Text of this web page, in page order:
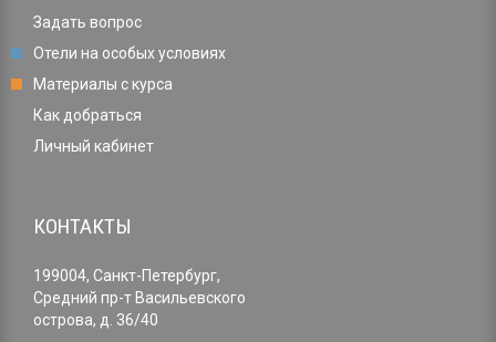
Задать вопрос
Отели на особых условиях
Материалы с курса
Как добраться
Личный кабинет
КОНТАКТЫ
199004, Санкт-Петербург,
Средний пр-т Васильевского
острова, д. 36/40